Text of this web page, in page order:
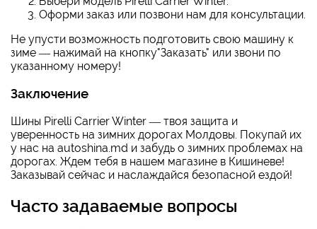
Оформи заказ или позвони нам для консультации.
Не упусти возможность подготовить свою машину к
зиме — нажимай на кнопку"Заказать" или звони по
указанному номеру!
Заключение
Шины Pirelli Carrier Winter — твоя защита и
уверенность на зимних дорогах Молдовы. Покупай их
у нас на autoshina.md и забудь о зимних проблемах на
дорогах. Ждем тебя в нашем магазине в Кишиневе!
Заказывай сейчас и наслаждайся безопасной ездой!
Часто задаваемые вопросы